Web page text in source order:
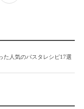
た人気のパスタレシピ17選